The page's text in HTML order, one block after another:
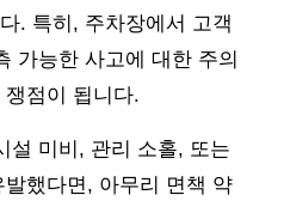
. 특히, 주차장에서 고객
가능한 사고에 대한 주의
점이 됩니다.
설 미비, 관리 소홀, 또는
했다면, 아무리 면책 약